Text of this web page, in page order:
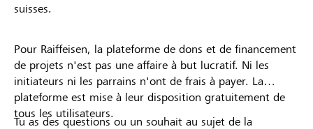
suisses.
Pour Raiffeisen, la plateforme de dons et de financement
de projets n'est pas une affaire à but lucratif. Ni les
initiateurs ni les parrains n'ont de frais à payer. La
plateforme est mise à leur disposition gratuitement de
tous les utilisateurs.
Tu as des questions ou un souhait au sujet de la